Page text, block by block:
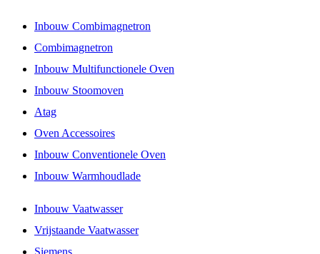
Inbouw Combimagnetron
Combimagnetron
Inbouw Multifunctionele Oven
Inbouw Stoomoven
Atag
Oven Accessoires
Inbouw Conventionele Oven
Inbouw Warmhoudlade
Inbouw Vaatwasser
Vrijstaande Vaatwasser
Siemens